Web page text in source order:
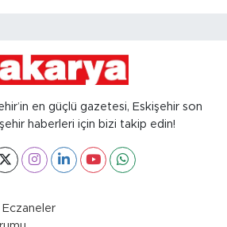
en güçlü gazetesi, Eskişehir son
haberleri için bizi takip edin!